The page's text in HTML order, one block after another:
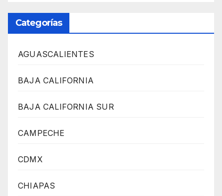
Categorías
AGUASCALIENTES
BAJA CALIFORNIA
BAJA CALIFORNIA SUR
CAMPECHE
CDMX
CHIAPAS